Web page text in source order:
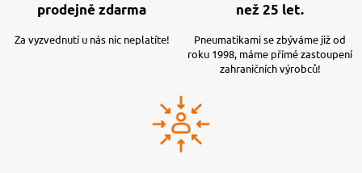
prodejně zdarma
Za vyzvednutí u nás nic neplatíte!
než 25 let.
Pneumatikami se zbýváme již od
roku 1998, máme přímé zastoupení
zahraničních výrobců!